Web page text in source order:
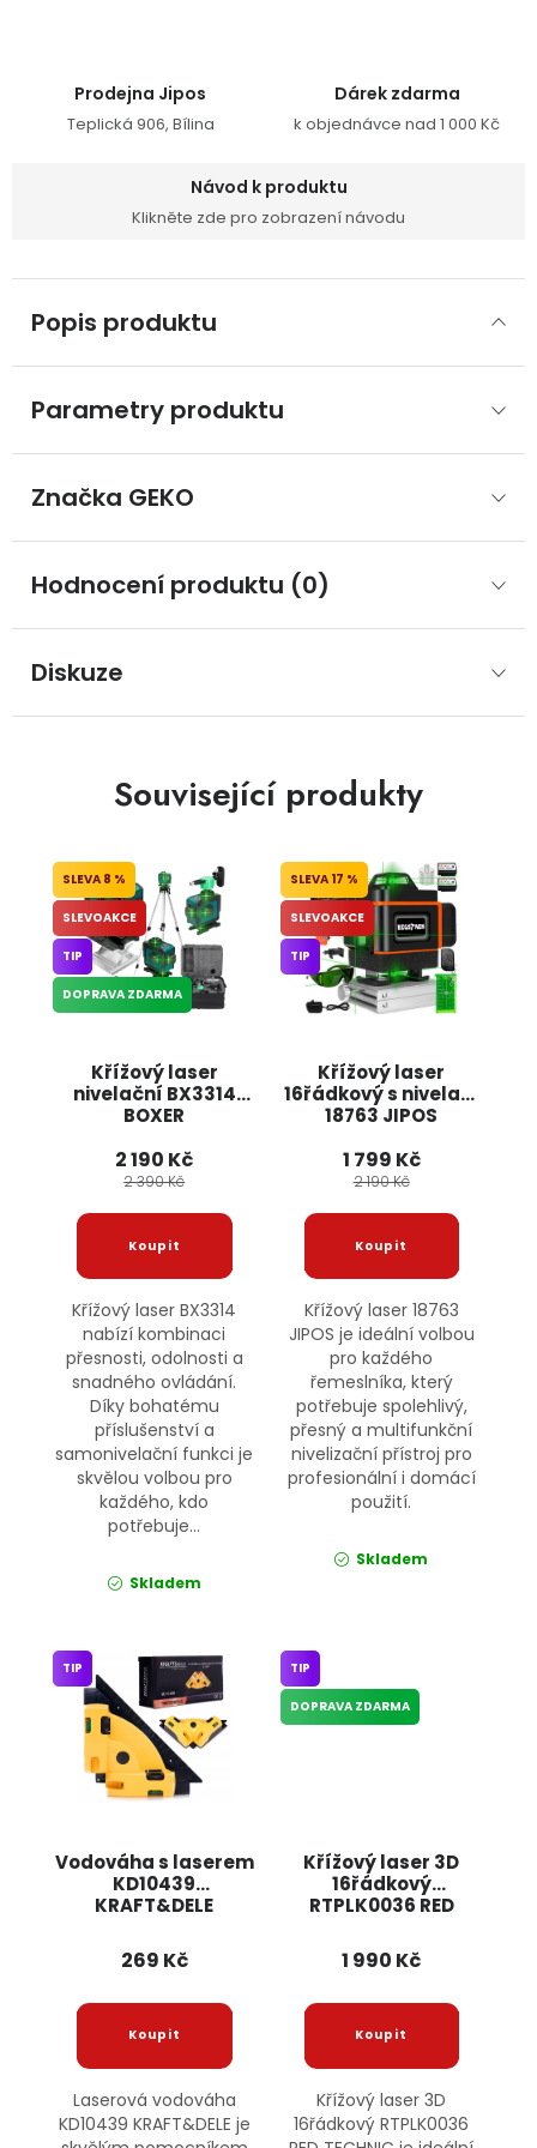
Prodejna Jipos
Teplická 906, Bílina
Dárek zdarma
k objednávce nad 1 000 Kč
Návod k produktu
Klikněte zde pro zobrazení návodu
Popis produktu
Parametry produktu
Značka GEKO
Hodnocení produktu (0)
Diskuze
Související produkty
Křížový laser
nivelační BX3314
BOXER
8 %
SLEVOAKCE
TIP
DOPRAVA ZDARMA
2 190 Kč
2 390 Kč
Křížový laser BX3314
nabízí kombinaci
přesnosti, odolnosti a
snadného ovládání.
Díky bohatému
příslušenství a
samonivelační funkci je
skvělou volbou pro
každého, kdo
potřebuje...
Skladem
Křížový laser
16řádkový s nivelací
18763 JIPOS
17 %
SLEVOAKCE
TIP
1 799 Kč
2 190 Kč
Křížový laser 18763
JIPOS je ideální volbou
pro každého
řemeslníka, který
potřebuje spolehlivý,
přesný a multifunkční
nivelizační přístroj pro
profesionální i domácí
použití.
Skladem
Vodováha s laserem
KD10439
KRAFT&DELE
TIP
269 Kč
Laserová vodováha
KD10439 KRAFT&DELE je
Křížový laser 3D
16řádkový
RTPLK0036 RED
TIP
DOPRAVA ZDARMA
1 990 Kč
Křížový laser 3D
16řádkový RTPLK0036